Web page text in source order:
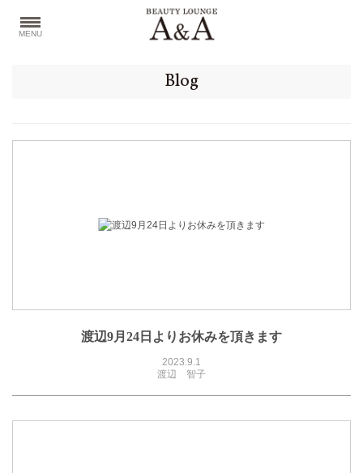
MENU
Blog
渡辺9月24日よりお休みを頂きます
2023.9.1
渡辺 智子